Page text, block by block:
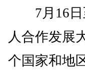
7月16日
人合作发展
个国家和地